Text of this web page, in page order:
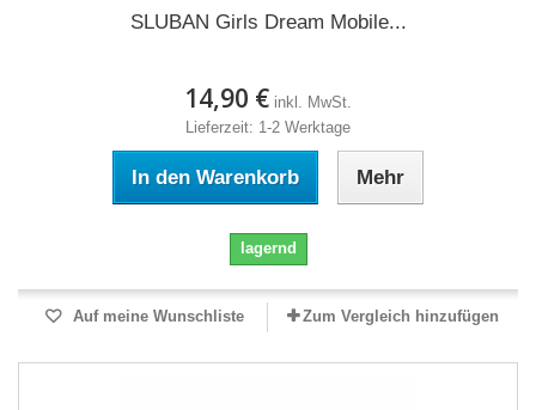
SLUBAN Girls Dream Mobile...
14,90 € inkl. MwSt.
Lieferzeit: 1-2 Werktage
In den Warenkorb Mehr
lagernd
Auf meine Wunschliste Zum Vergleich hinzufügen